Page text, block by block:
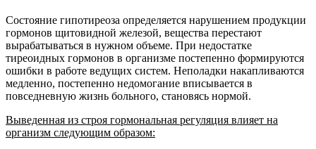
Состояние гипотиреоза определяется нарушением продукции
гормонов щитовидной железой, вещества перестают
вырабатываться в нужном объеме. При недостатке
тиреоидных гормонов в организме постепенно формируются
ошибки в работе ведущих систем. Неполадки накапливаются
медленно, постепенно недомогание вписывается в
повседневную жизнь больного, становясь нормой.
Выведенная из строя гормональная регуляция влияет на
организм следующим образом: